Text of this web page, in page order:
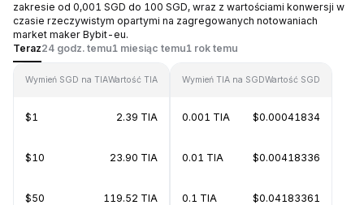
zakresie od 0,001 SGD do 100 SGD, wraz z wartościami konwersji w
czasie rzeczywistym opartymi na zagregowanych notowaniach
market maker Bybit-eu.
Teraz24 godz. temu1 miesiąc temu1 rok temu
Wymień SGD na TIAWartość TIA
$1 2.39 TIA
$10 23.90 TIA
$50 119.52 TIA
Wymień TIA na SGDWartość SGD
0.001 TIA $0.00041834
0.01 TIA $0.00418336
0.1 TIA $0.04183361